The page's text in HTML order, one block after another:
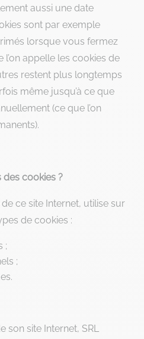
aussi une date
sont par exemple
lorsque vous fermez
appelle les cookies de
restent plus longtemps
même jusqu’à ce que
(ce que l’on
cookies ?
ce site Internet, utilise sur
de cookies :
;
;
son site Internet, SRL